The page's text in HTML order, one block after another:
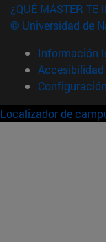
¿QUÉ MÁSTER TE
© Universidad de
Información
Accesibilidad
Localizador de